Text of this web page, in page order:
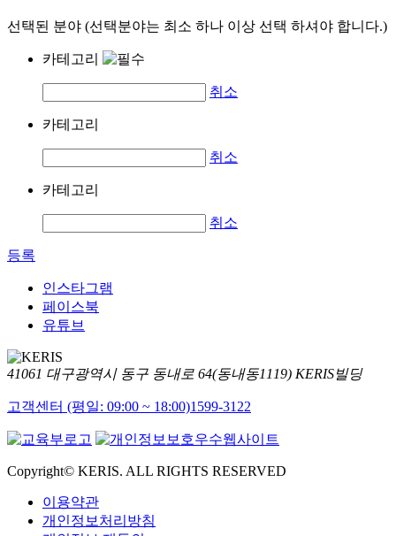
선택된 분야 (선택분야는 최소 하나 이상 선택 하셔야 합니다.)
카테고리
취소
카테고리
취소
카테고리
취소
등록
인스타그램
페이스북
유튜브
41061 대구광역시 동구 동내로 64(동내동1119) KERIS빌딩
고객센터 (평일: 09:00 ~ 18:00)1599-3122
Copyright© KERIS. ALL RIGHTS RESERVED
이용약관
개인정보처리방침